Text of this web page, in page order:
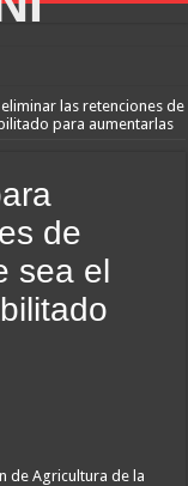
lo recibió una multitud:
Justicia que intime al
marcha contra la Ley de
Julio de Vido y su
K que quiso
qué declaró
a Maradona:
nene en los autos de
las retenciones de
para aumentarlas
de
sea el
de Agricultura de la